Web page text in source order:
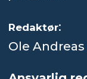
Redaktør:
Ole